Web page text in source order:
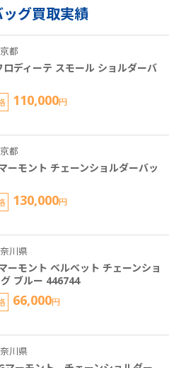
グ買取実績
都
ロディーテ スモール ショルダーバ
110,000円
都
ーモント チェーンショルダーバッ
130,000円
川県
ーモント ベルベット チェーンショ
ブルー 446744
66,000円
川県